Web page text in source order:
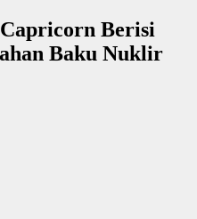
Berisi
Baku Nuklir